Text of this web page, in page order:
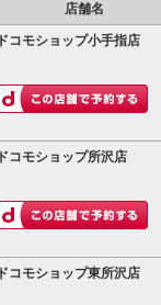
店舗名
ドコモショップ小手指店
ドコモショップ所沢店
ドコモショップ東所沢店